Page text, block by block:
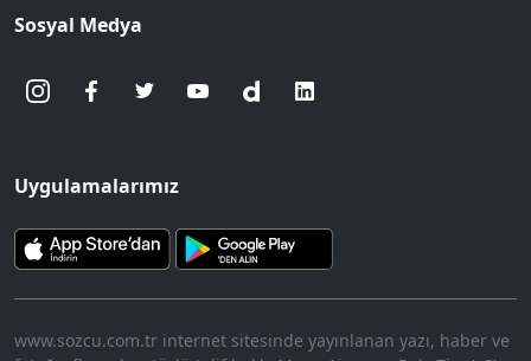
Sosyal Medya
Uygulamalarımız
www.sozcu.com.tr internet sitesinde yayınlanan yazı, haber ve